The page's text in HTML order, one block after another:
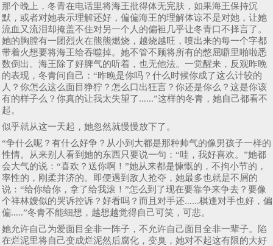
那个晚上，冬青在电话里将海王批得体无完肤，如果海王保持沉
默，或者对她表示理解还好，偏偏海王的理解体谅不是对她，让她
流血又流泪却掩盖不住对另一个人的偏袒几乎让冬青口不择言了。
她的胸膛有一团烈火在熊熊燃烧，越烧越旺，喷出来的每一个字都
带着火想要将海王给吞噬掉。她不管不顾将所有的憋屈噼里啪啦悉
数倒出。海王除了好脾气的听着，也无他法。一觉醒来，反观昨晚
的表现，冬青问自己：“昨晚是你吗？什么时候你成了这么计较的
人？你怎么这么面目狰狞？怎么口出狂言？你还是你么？这是你该
有的样子么？你真的让我太失望了......”这样的冬青，她自己都看不
起。
似乎就从这一天起，她忽然就慢慢放下了。
“争什么呢？有什么好争？从小到大都是那种帅气的像男孩子一样的
性情。从来别人看到她的东西只要说一句：“哇，我好喜欢。”她都
会大气的说：“喜欢？送你啊！”她从来都是慷慨的，不拘小节的，
率性的，刚柔并济的。即便遇到敌人抢夺，她最多也就是不屑的
说：“给你给你，拿了给我滚！”怎么到了现在要靠争来争去？要像
个祥林嫂似的哭诉控诉？好看吗？而且对手还......棋逢对手也好，偏
偏.....”冬青不能细想，越想越觉得自己可笑，可悲。
她允许自己为爱面目全非一阵子，不允许自己面目全非一辈子。陷
在烂泥里将自己变成烂泥然后腐化，变臭，她对不起这有限的大好